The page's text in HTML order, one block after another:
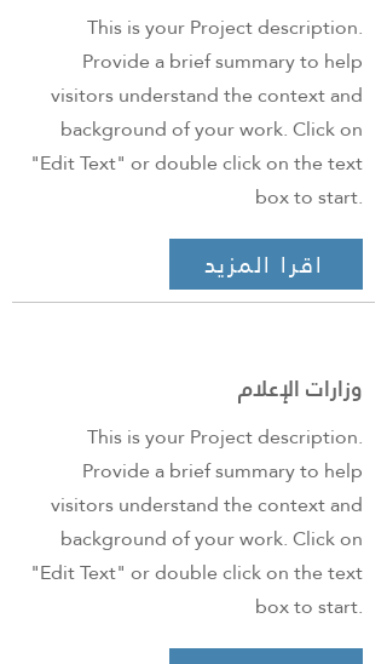
This is your Project description.
Provide a brief summary to help
visitors understand the context and
background of your work. Click on
"Edit Text" or double click on the text
box to start.
اقرا المزيد
وزارات الإعلام
This is your Project description.
Provide a brief summary to help
visitors understand the context and
background of your work. Click on
"Edit Text" or double click on the text
box to start.